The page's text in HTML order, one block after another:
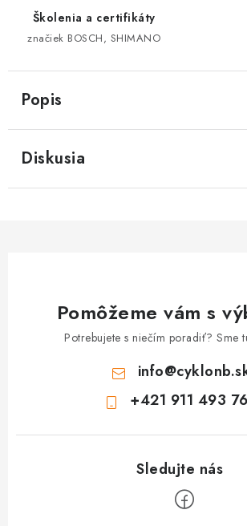
Školenia a certifikáty
značiek BOSCH, SHIMANO
Popis
Diskusia
Pomôžeme vám s
Potrebujete s niečím poradiť? Sme
info@
+421 911 493